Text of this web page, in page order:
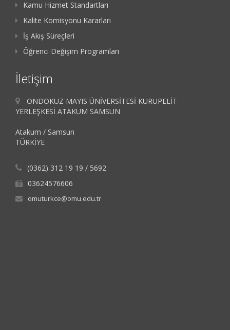
Kamu Hizmet Standartları
Kalite Komisyonu Kararları
İş Akış Süreçleri
Öğrenci Değişim Programları
İletişim
ONDOKUZ MAYIS ÜNİVERSİTESİ KURUPELİT
YERLEŞKESİ ATAKUM SAMSUN
Atakum / Samsun
TÜRKİYE
(0362) 312 19 19 / 5692
03624576606
omuturkce@omu.edu.tr